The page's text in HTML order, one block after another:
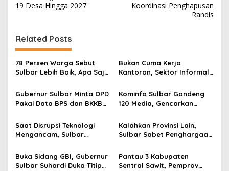
s
n
a
v
g
a
t
i
o
n
19 Desa Hingga 2027
Koordinasi Penghapusan
Randis
Related Posts
78 Persen Warga Sebut
Sulbar Lebih Baik, Apa Saja
Suhardi Duka?
Bukan Cuma Kerja
Kantoran, Sektor Informal
Kerja Sulawesi Barat
Gubernur Sulbar Minta OPD
Pakai Data BPS dan BKKBN
Penurunan Stunting
Kominfo Sulbar Gandeng
120 Media, Gencarkan
Data
Saat Disrupsi Teknologi
Mengancam, Sulbar
Sebagai Penyaring
Kalahkan Provinsi Lain,
Sulbar Sabet Penghargaan
Menekan Pengangguran
Buka Sidang GBI, Gubernur
Sulbar Suhardi Duka Titip
Pantau 3 Kabupaten
Sentral Sawit, Pemprov